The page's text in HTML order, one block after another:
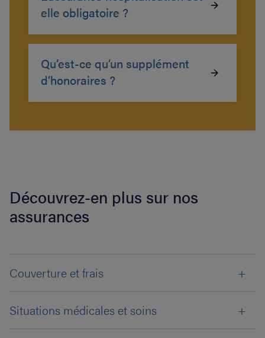
elle obligatoire ?
Qu’est-ce qu’un supplément
d’honoraires ?
Découvrez-en plus sur nos
assurances
Couverture et frais
Situations médicales et soins